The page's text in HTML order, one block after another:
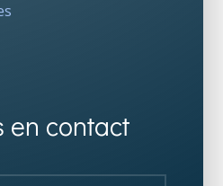
en contact